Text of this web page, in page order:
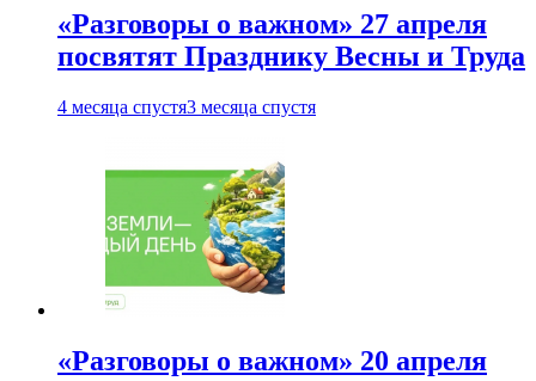
«Разговоры о важном» 27 апреля
посвятят Празднику Весны и Труда
4 месяца спустя3 месяца спустя
«Разговоры о важном» 20 апреля